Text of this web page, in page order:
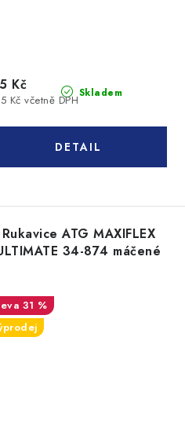
Skladem
Kč včetně DPH
Kč
Rukavice ATG MAXIFLEX
34-874 máčené
31 %